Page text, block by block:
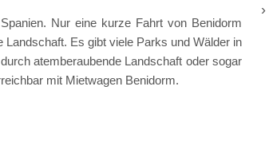
Nur eine kurze Fahrt von Benidorm
Es gibt viele Parks und Wälder in
atemberaubende Landschaft oder sogar
mit Mietwagen Benidorm.